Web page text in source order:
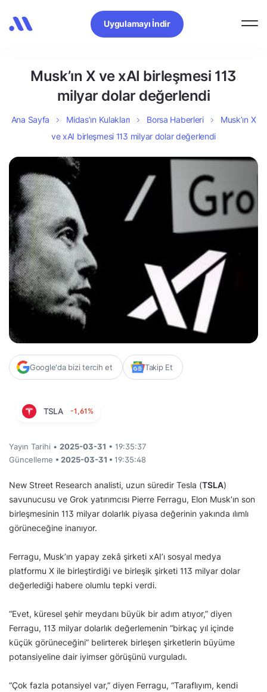
Uygulamayı İndir
Musk’ın X ve xAI birleşmesi 113
milyar dolar değerlendi
Ana Sayfa Midas’ın Kulakları Borsa Haberleri
Musk’ın X
ve xAI birleşmesi 113 milyar dolar değerlendi
Google'da bizi tercih et Takip Et
TSLA -1,61%
Yayın Tarihi • 2025-03-31 • 19:35:37
Güncelleme • 2025-03-31 • 19:35:48
New Street Research analisti, uzun süredir Tesla (TSLA)
savunucusu ve Grok yatırımcısı Pierre Ferragu, Elon Musk’ın son
birleşmesinin 113 milyar dolarlık piyasa değerinin yakında ılımlı
görüneceğine inanıyor.
Ferragu, Musk’ın yapay zekâ şirketi xAI’ı sosyal medya
platformu X ile birleştirdiği ve birleşik şirketi 113 milyar dolar
değerlediği habere olumlu tepki verdi.
“Evet, küresel şehir meydanı büyük bir adım atıyor,” diyen
Ferragu, 113 milyar dolarlık değerlemenin “birkaç yıl içinde
küçük görüneceğini” belirterek birleşen şirketlerin büyüme
potansiyeline dair iyimser görüşünü vurguladı.
“Çok fazla potansiyel var,” diyen Ferragu, “Taraflıyım, kendi